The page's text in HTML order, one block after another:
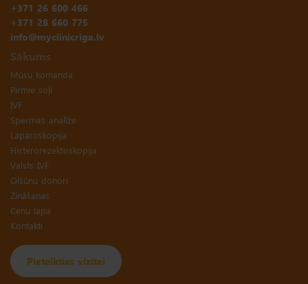
Sākums
Mūsu komanda
Pirmie soļi
IVF
Spermas analīze
Laparoskopija
Histerorezektoskopija
Valsts IVF
Olšūnu donori
Zināšanas
Cenu lapa
Kontakti
Pieteikties vizītei
+371 26 600 466
+371 28 660 775
info@myclinicriga.lv